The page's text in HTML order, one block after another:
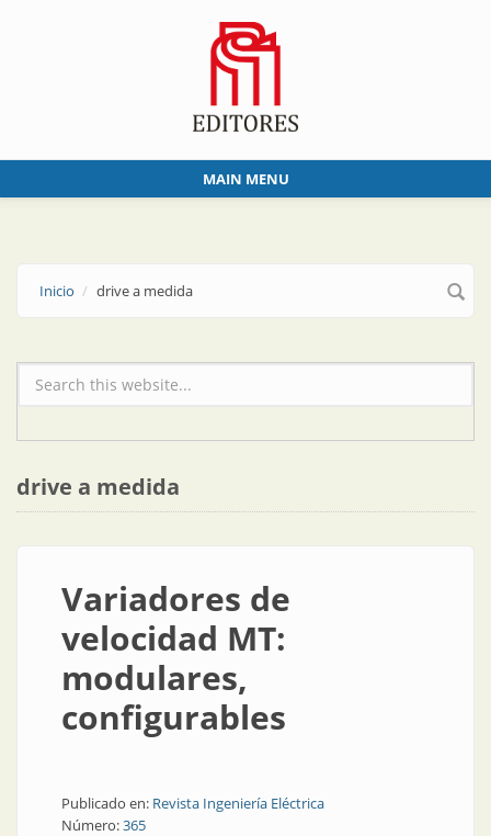
MAIN MENU
Inicio drive a medida
Formulario de búsqueda
drive a medida
Variadores de
velocidad MT:
modulares,
configurables
Publicado en: Revista Ingeniería Eléctrica
Número:365